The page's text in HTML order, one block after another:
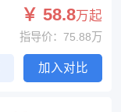
￥ 58.8万起
指导价：75.88万
加入对比